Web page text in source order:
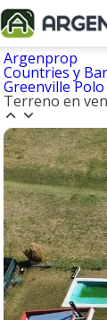
Argenprop
Countries y
Greenville
Terreno en